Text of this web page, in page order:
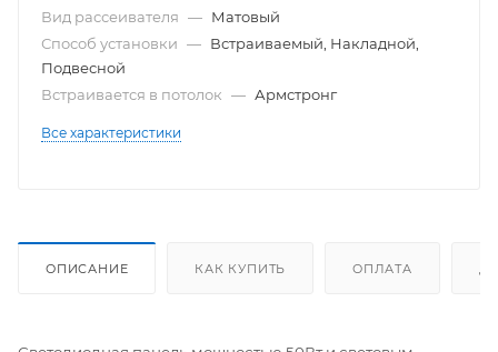
Вид рассеивателя — Матовый
Способ установки — Встраиваемый, Накладной,
Подвесной
Встраивается в потолок — Армстронг
Все характеристики
ОПИСАНИЕ КАК КУПИТЬ ОПЛАТА